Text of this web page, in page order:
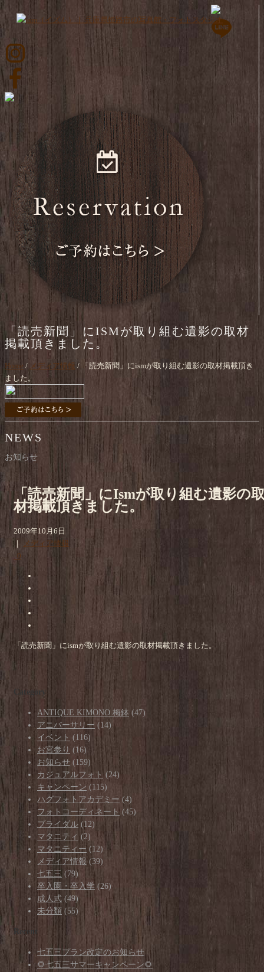
「読売新聞」にISMが取り組む遺影の取材
掲載頂きました。
Home / メディア情報 / 「読売新聞」にismが取り組む遺影の取材掲載頂き
ました。
NEWS
お知らせ
「読売新聞」にismが取り組む遺影の
材掲載頂きました。
2009年10月6日
｜
メディア情報
0
「読売新聞」にismが取り組む遺影の取材掲載頂きました。
Category
ANTIQUE KIMONO 梅鉢 (47)
アニバーサリー (14)
イベント (116)
お宮参り (16)
お知らせ (159)
カジュアルフォト (24)
キャンペーン (115)
ハグフォトアカデミー (4)
フォトコーディネート (45)
ブライダル (12)
マタニティ (2)
マタニティー (12)
メディア情報(39)
七五三 (79)
卒入園・卒入学 (26)
成人式 (49)
未分類 (55)
Recent
七五三プラン改定のお知らせ
🌻七五三サマーキャンペーン🌻